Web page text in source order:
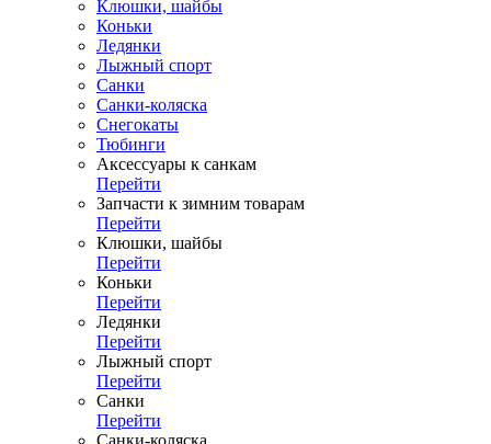
Клюшки, шайбы
Коньки
Ледянки
Лыжный спорт
Санки
Санки-коляска
Снегокаты
Тюбинги
Аксессуары к санкам
Перейти
Запчасти к зимним товарам
Перейти
Клюшки, шайбы
Перейти
Коньки
Перейти
Ледянки
Перейти
Лыжный спорт
Перейти
Санки
Перейти
Санки-коляска